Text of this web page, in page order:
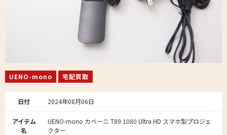
UENO-mono 宅配買取
日付 2024年08月06日
アイテム
名
UENO-mono カベーニ T89 1080 Ultra HD スマホ型プロジェ
クター